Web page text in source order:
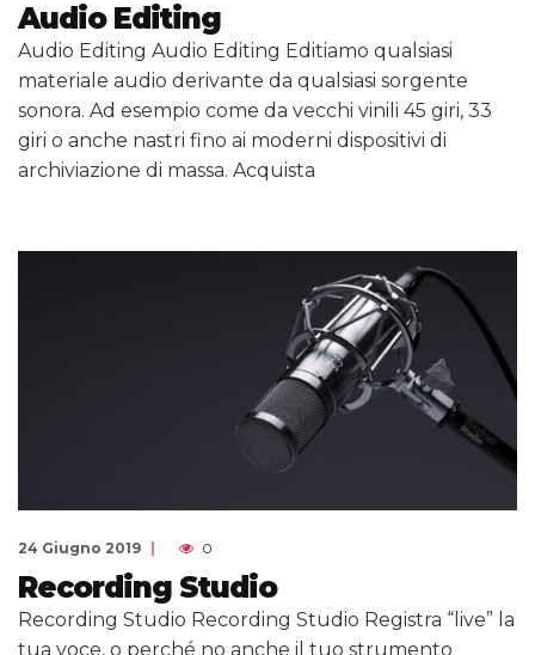
Audio Editing
Audio Editing Audio Editing Editiamo qualsiasi
materiale audio derivante da qualsiasi sorgente
sonora. Ad esempio come da vecchi vinili 45 giri, 33
giri o anche nastri fino ai moderni dispositivi di
archiviazione di massa. Acquista
24 Giugno 2019 0
Recording Studio
Recording Studio Recording Studio Registra “live” la
tua voce, o perché no anche il tuo strumento